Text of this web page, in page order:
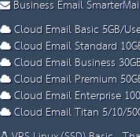
Business Email
Cloud Email Basic 5GB/
Cloud Email Standard
Cloud Email Business
Cloud Email Premium
Cloud Email Enterprise
Cloud Email Titan 5/10/